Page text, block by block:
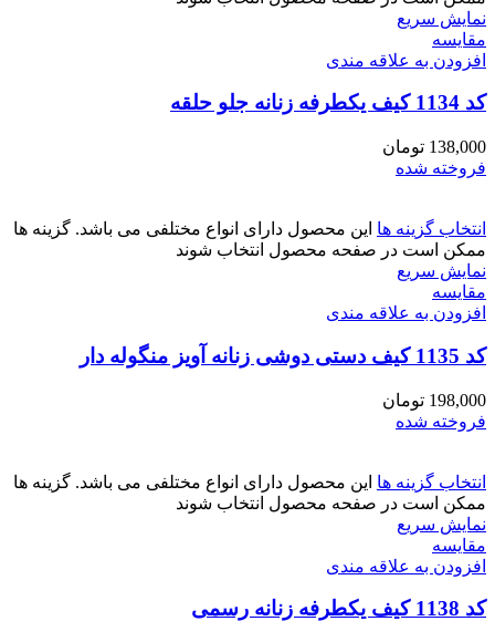
نمایش سریع
مقايسه
افزودن به علاقه مندی
کد 1134 کیف یکطرفه زنانه جلو حلقه
138,000 تومان
فروخته شده
انتخاب گزینه ها این محصول دارای انواع مختلفی می باشد. گزینه ها
ممکن است در صفحه محصول انتخاب شوند
نمایش سریع
مقايسه
افزودن به علاقه مندی
کد 1135 کیف دستی دوشی زنانه آویز منگوله دار
198,000 تومان
فروخته شده
انتخاب گزینه ها این محصول دارای انواع مختلفی می باشد. گزینه ها
ممکن است در صفحه محصول انتخاب شوند
نمایش سریع
مقايسه
افزودن به علاقه مندی
کد 1138 کیف یکطرفه زنانه رسمی